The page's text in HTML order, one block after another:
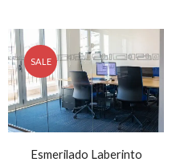
SALE
Esmerilado Laberinto